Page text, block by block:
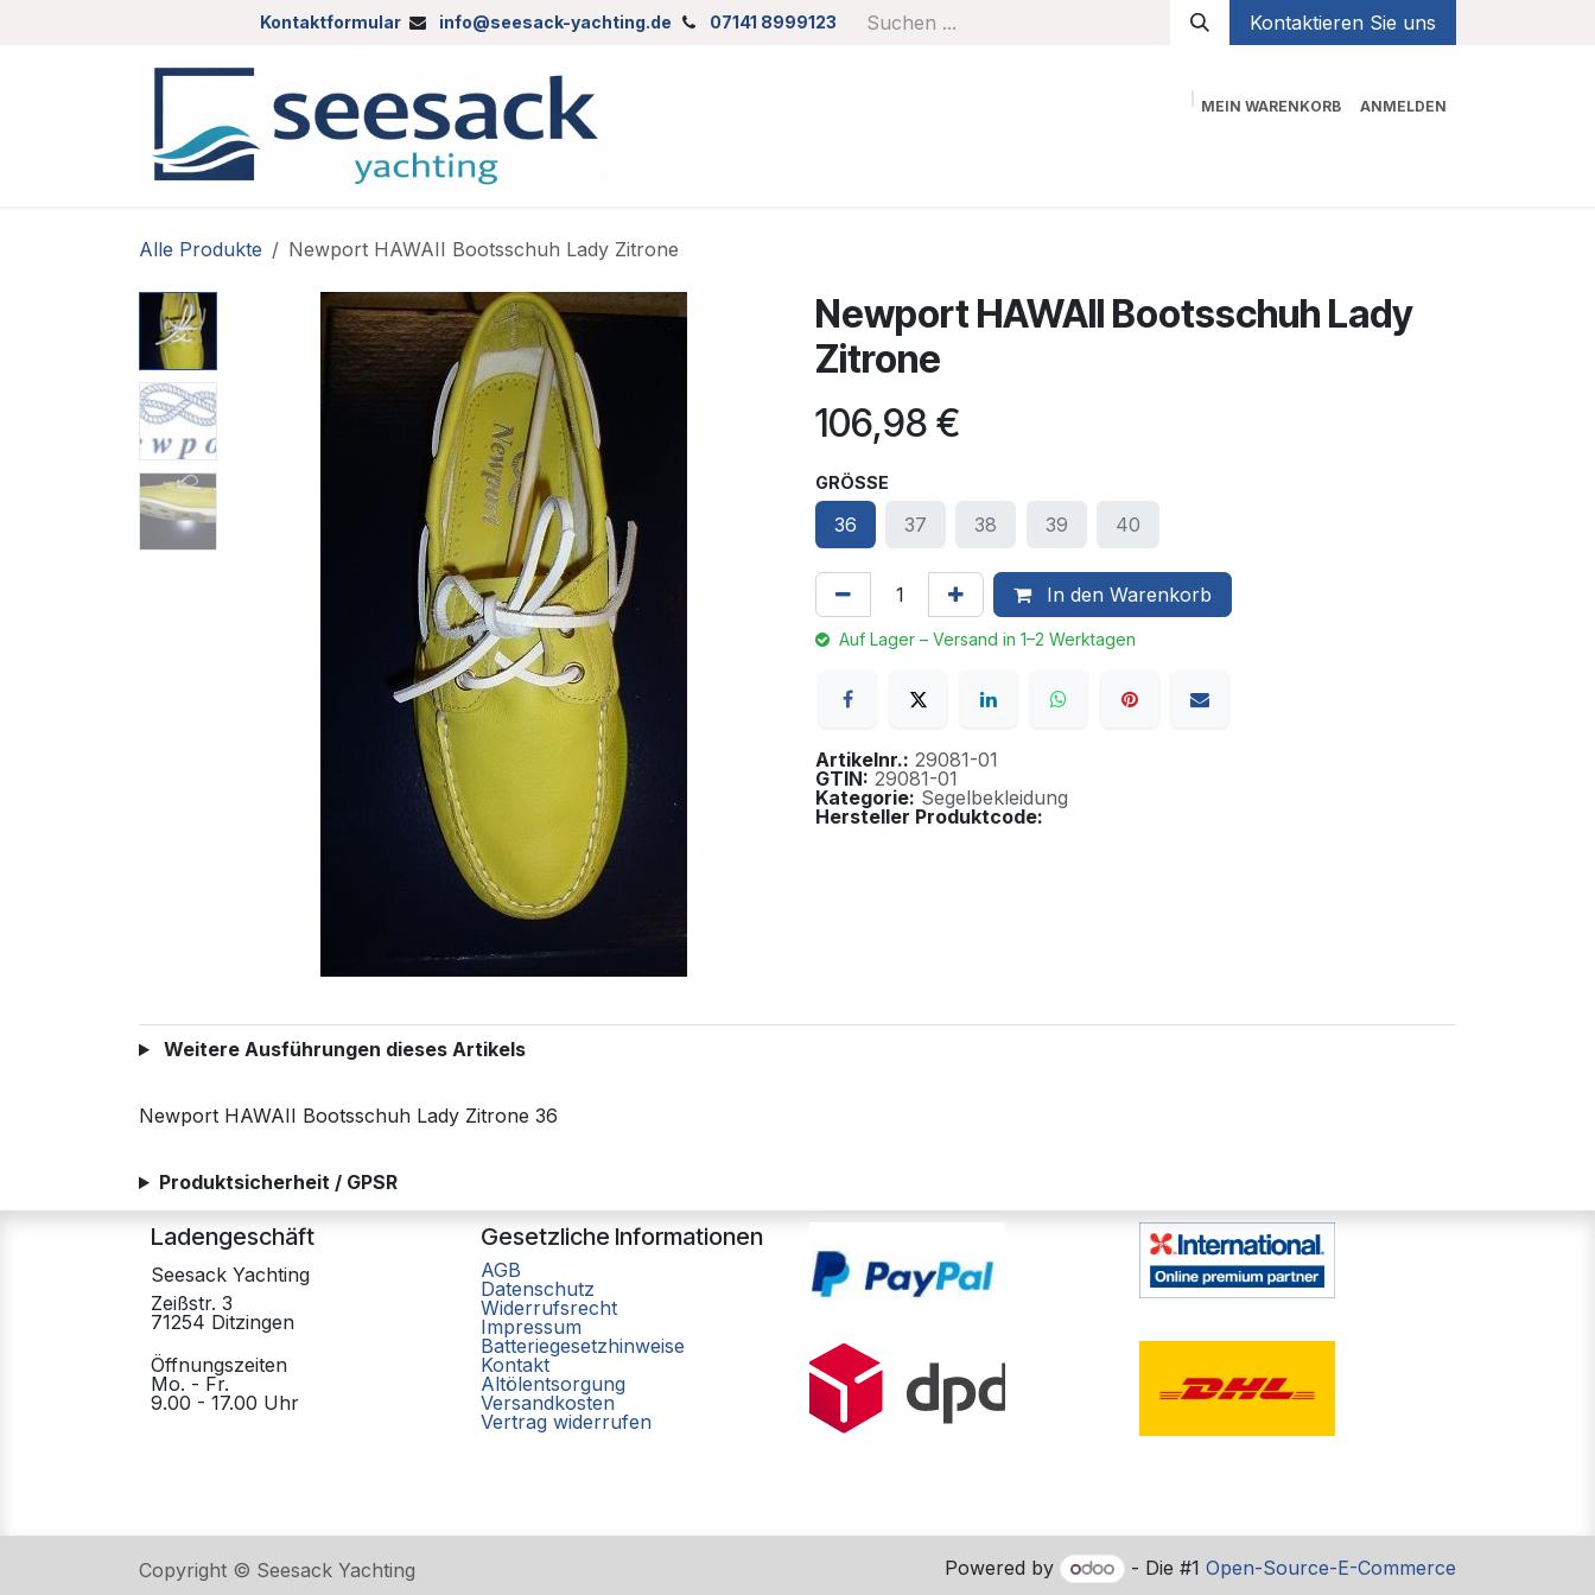
Kontaktformular info@seesack-yachting.de 07141 8999123 Kontaktieren Sie uns
MEIN WARENKORB ANMELDEN
Alle Produkte Newport HAWAII Bootsschuh Lady Zitrone
Newport HAWAII Bootsschuh Lady
Zitrone
106,98 €
GRÖSSE
36 37 38 39 40
In den Warenkorb
Auf Lager – Versand in 1–2 Werktagen
Artikelnr.: 29081-01
GTIN: 29081-01
Kategorie: Segelbekleidung
Hersteller Produktcode:
Weitere Ausführungen dieses Artikels
Newport HAWAII Bootsschuh Lady Zitrone 36
Produktsicherheit / GPSR
Ladengeschäft
Seesack Yachting
Zeißstr. 3
71254 Ditzingen
Öffnungszeiten
Mo. - Fr.
9.00 - 17.00 Uhr
Gesetzliche Informationen
AGB
Datenschutz
Widerrufsrecht
Impressum
Batteriegesetzhinweise
Kontakt
Altölentsorgung
Versandkosten
Vertrag widerrufen
Copyright © Seesack Yachting Powered by - Die #1 Open-Source-E-Commerce